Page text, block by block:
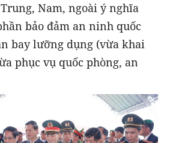
Nam, ngoài ý nghĩa
bảo đảm an ninh quốc
bay lưỡng dụng (vừa khai
phục vụ quốc phòng, an